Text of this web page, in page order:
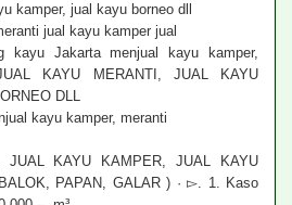
kamper, jual kayu borneo dll
jual kayu kamper jual
Jakarta menjual kayu kamper,
KAYU MERANTI, JUAL KAYU
DLL
kayu kamper, meranti
JUAL KAYU KAMPER, JUAL KAYU
PAPAN, GALAR ) · ▻. 1. Kaso